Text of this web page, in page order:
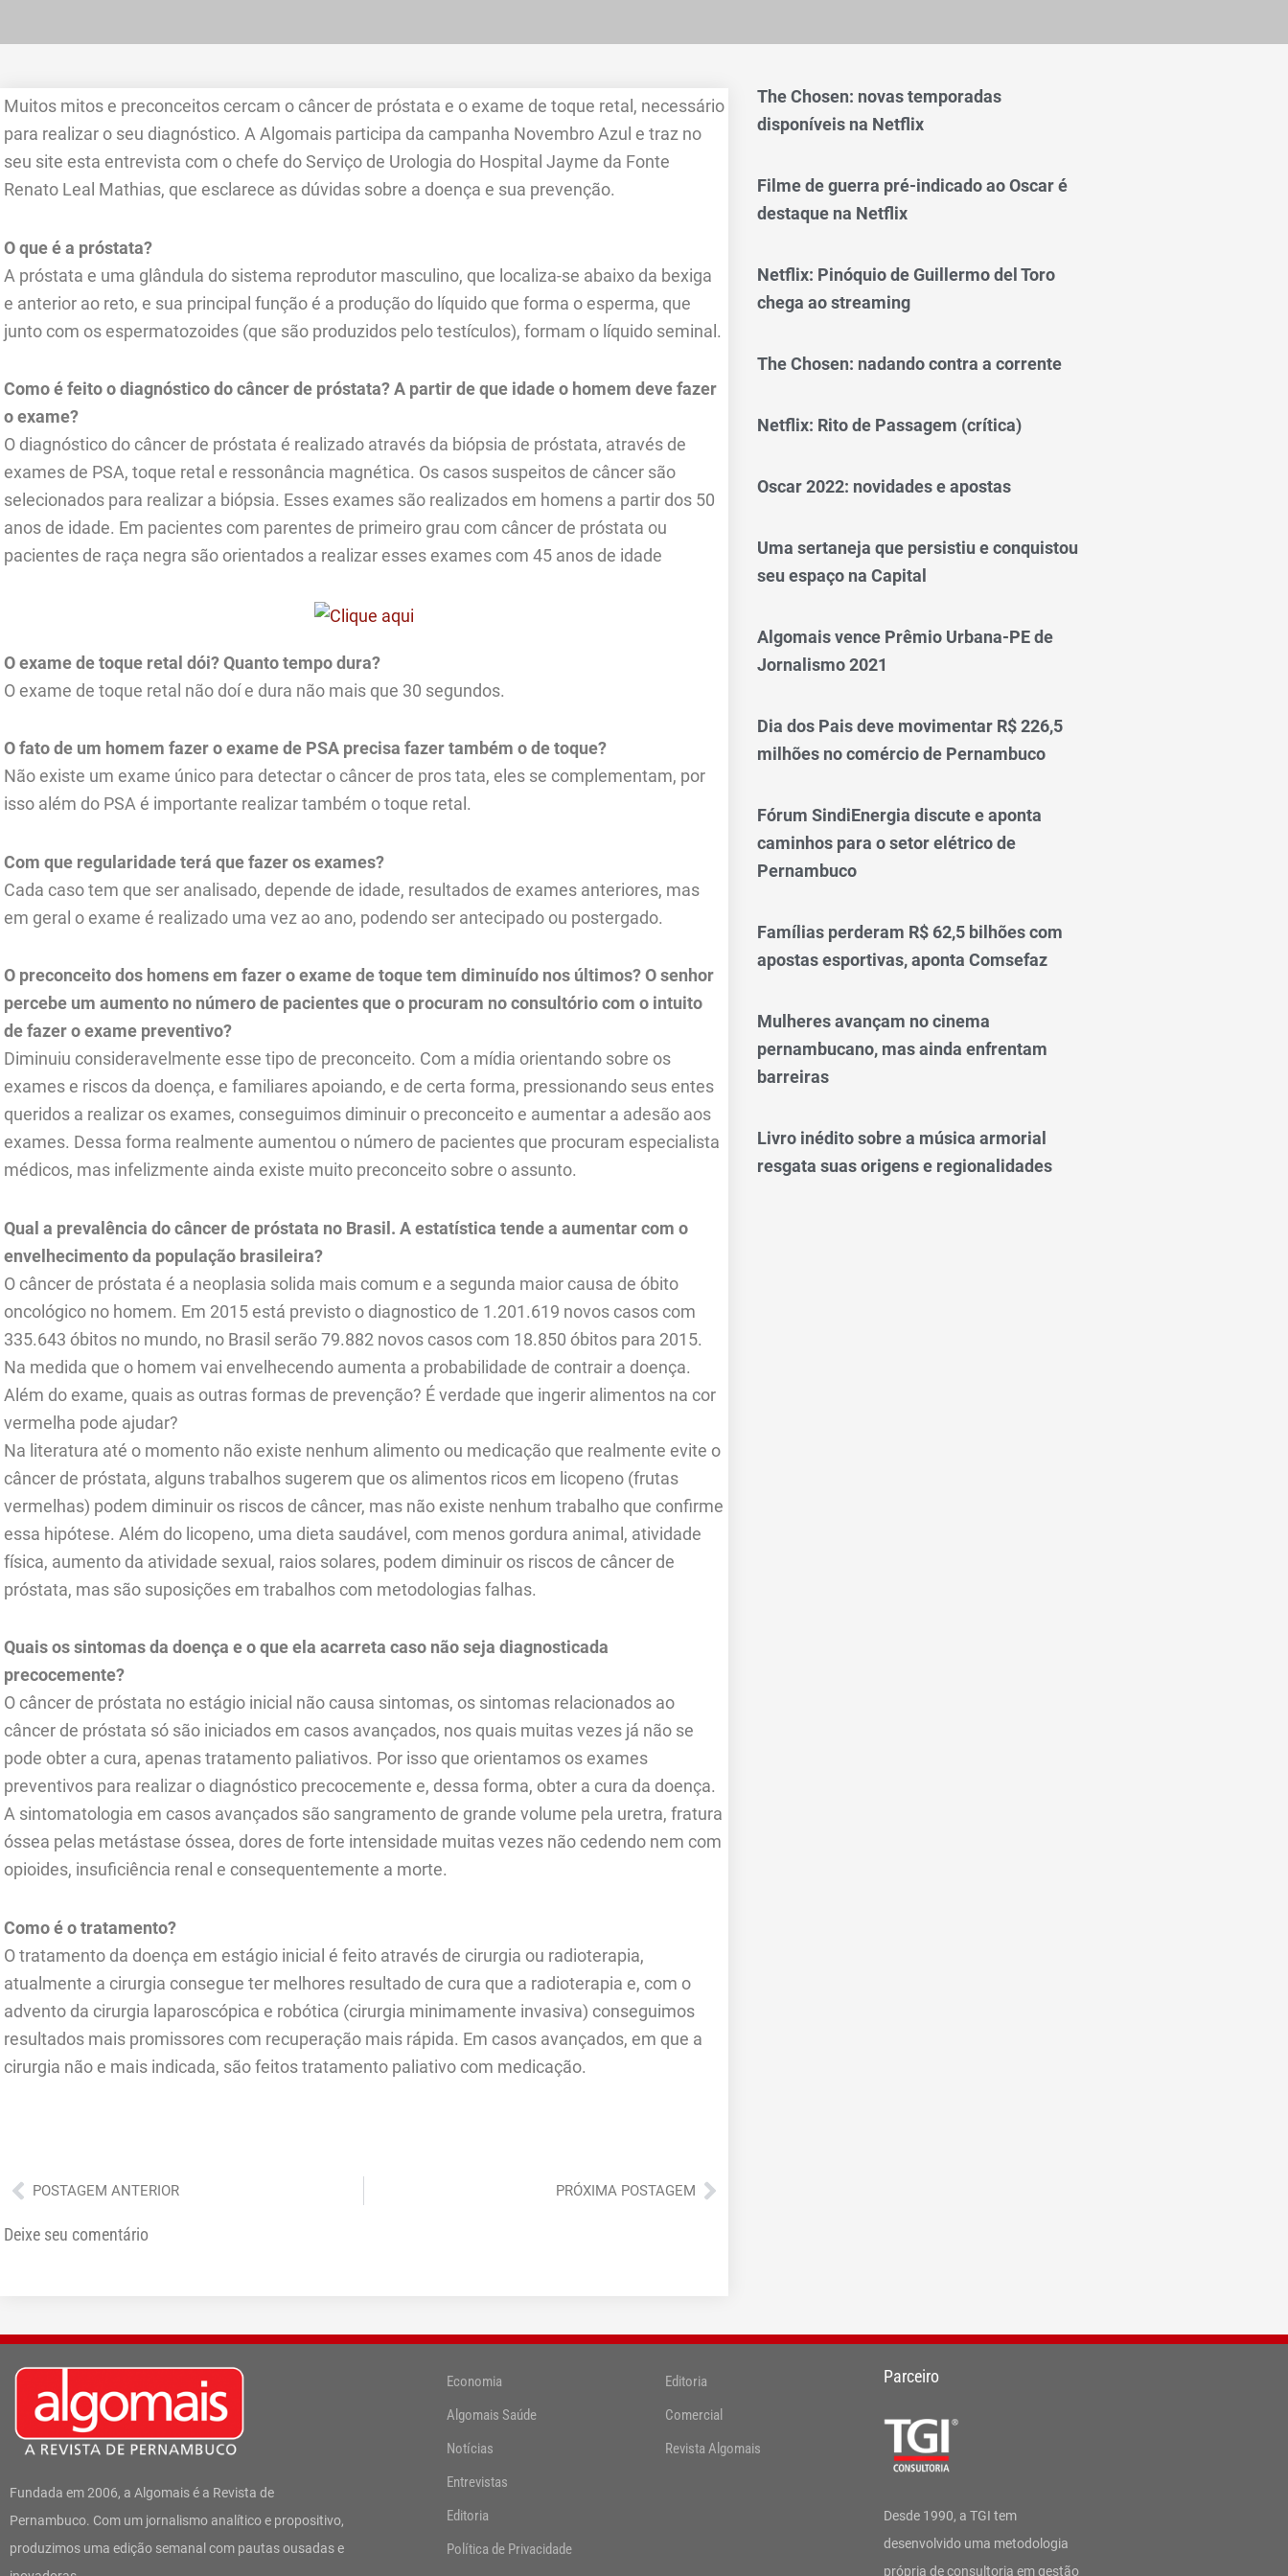
Muitos mitos e preconceitos cercam o câncer de próstata e o exame de toque retal, necessário
para realizar o seu diagnóstico. A Algomais participa da campanha Novembro Azul e traz no
seu site esta entrevista com o chefe do Serviço de Urologia do Hospital Jayme da Fonte
Renato Leal Mathias, que esclarece as dúvidas sobre a doença e sua prevenção.
O que é a próstata?
A próstata e uma glândula do sistema reprodutor masculino, que localiza-se abaixo da bexiga
e anterior ao reto, e sua principal função é a produção do líquido que forma o esperma, que
junto com os espermatozoides (que são produzidos pelo testículos), formam o líquido seminal.
Como é feito o diagnóstico do câncer de próstata? A partir de que idade o homem deve fazer
o exame?
O diagnóstico do câncer de próstata é realizado através da biópsia de próstata, através de
exames de PSA, toque retal e ressonância magnética. Os casos suspeitos de câncer são
selecionados para realizar a biópsia. Esses exames são realizados em homens a partir dos 50
anos de idade. Em pacientes com parentes de primeiro grau com câncer de próstata ou
pacientes de raça negra são orientados a realizar esses exames com 45 anos de idade
O exame de toque retal dói? Quanto tempo dura?
O exame de toque retal não doí e dura não mais que 30 segundos.
O fato de um homem fazer o exame de PSA precisa fazer também o de toque?
Não existe um exame único para detectar o câncer de pros tata, eles se complementam, por
isso além do PSA é importante realizar também o toque retal.
Com que regularidade terá que fazer os exames?
Cada caso tem que ser analisado, depende de idade, resultados de exames anteriores, mas
em geral o exame é realizado uma vez ao ano, podendo ser antecipado ou postergado.
O preconceito dos homens em fazer o exame de toque tem diminuído nos últimos? O senhor
percebe um aumento no número de pacientes que o procuram no consultório com o intuito
de fazer o exame preventivo?
Diminuiu consideravelmente esse tipo de preconceito. Com a mídia orientando sobre os
exames e riscos da doença, e familiares apoiando, e de certa forma, pressionando seus entes
queridos a realizar os exames, conseguimos diminuir o preconceito e aumentar a adesão aos
exames. Dessa forma realmente aumentou o número de pacientes que procuram especialista
médicos, mas infelizmente ainda existe muito preconceito sobre o assunto.
Qual a prevalência do câncer de próstata no Brasil. A estatística tende a aumentar com o
envelhecimento da população brasileira?
O câncer de próstata é a neoplasia solida mais comum e a segunda maior causa de óbito
oncológico no homem. Em 2015 está previsto o diagnostico de 1.201.619 novos casos com
335.643 óbitos no mundo, no Brasil serão 79.882 novos casos com 18.850 óbitos para 2015.
Na medida que o homem vai envelhecendo aumenta a probabilidade de contrair a doença.
Além do exame, quais as outras formas de prevenção? É verdade que ingerir alimentos na cor
vermelha pode ajudar?
Na literatura até o momento não existe nenhum alimento ou medicação que realmente evite o
câncer de próstata, alguns trabalhos sugerem que os alimentos ricos em licopeno (frutas
vermelhas) podem diminuir os riscos de câncer, mas não existe nenhum trabalho que confirme
essa hipótese. Além do licopeno, uma dieta saudável, com menos gordura animal, atividade
física, aumento da atividade sexual, raios solares, podem diminuir os riscos de câncer de
próstata, mas são suposições em trabalhos com metodologias falhas.
Quais os sintomas da doença e o que ela acarreta caso não seja diagnosticada
precocemente?
O câncer de próstata no estágio inicial não causa sintomas, os sintomas relacionados ao
câncer de próstata só são iniciados em casos avançados, nos quais muitas vezes já não se
pode obter a cura, apenas tratamento paliativos. Por isso que orientamos os exames
preventivos para realizar o diagnóstico precocemente e, dessa forma, obter a cura da doença.
A sintomatologia em casos avançados são sangramento de grande volume pela uretra, fratura
óssea pelas metástase óssea, dores de forte intensidade muitas vezes não cedendo nem com
opioides, insuficiência renal e consequentemente a morte.
Como é o tratamento?
O tratamento da doença em estágio inicial é feito através de cirurgia ou radioterapia,
atualmente a cirurgia consegue ter melhores resultado de cura que a radioterapia e, com o
advento da cirurgia laparoscópica e robótica (cirurgia minimamente invasiva) conseguimos
resultados mais promissores com recuperação mais rápida. Em casos avançados, em que a
cirurgia não e mais indicada, são feitos tratamento paliativo com medicação.
Anterior
POSTAGEM ANTERIOR PRÓXIMA POSTAGEMPróximo
Deixe seu comentário
The Chosen: novas temporadas
disponíveis na Netflix
Filme de guerra pré-indicado ao Oscar é
destaque na Netflix
Netflix: Pinóquio de Guillermo del Toro
chega ao streaming
The Chosen: nadando contra a corrente
Netflix: Rito de Passagem (crítica)
Oscar 2022: novidades e apostas
Uma sertaneja que persistiu e conquistou
seu espaço na Capital
Algomais vence Prêmio Urbana-PE de
Jornalismo 2021
Dia dos Pais deve movimentar R$ 226,5
milhões no comércio de Pernambuco
Fórum SindiEnergia discute e aponta
caminhos para o setor elétrico de
Pernambuco
Famílias perderam R$ 62,5 bilhões com
apostas esportivas, aponta Comsefaz
Mulheres avançam no cinema
pernambucano, mas ainda enfrentam
barreiras
Livro inédito sobre a música armorial
resgata suas origens e regionalidades
Fundada em 2006, a Algomais é a Revista de
Pernambuco. Com um jornalismo analítico e propositivo,
produzimos uma edição semanal com pautas ousadas e
Economia
Algomais Saúde
Notícias
Entrevistas
Editoria
Política de Privacidade
Editoria
Comercial
Revista Algomais
Parceiro
Desde 1990, a TGI tem
desenvolvido uma metodologia
própria de consultoria em gestão